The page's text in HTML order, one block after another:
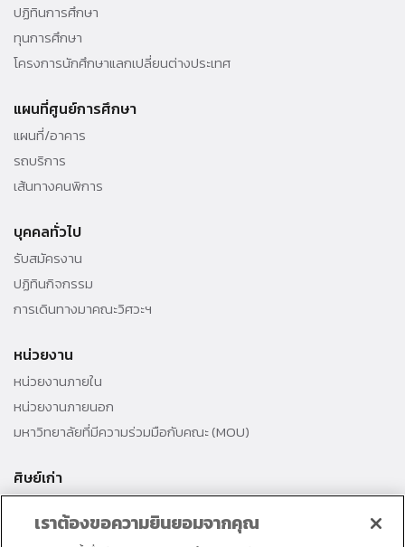
ปฏิทินการศึกษา
ทุนการศึกษา
โครงการนักศึกษาแลกเปลี่ยนต่างประเทศ
แผนที่ศูนย์การศึกษา
แผนที่/อาคาร
รถบริการ
เส้นทางคนพิการ
บุคคลทั่วไป
รับสมัครงาน
ปฏิทินกิจกรรม
การเดินทางมาคณะวิศวะฯ
หน่วยงาน
หน่วยงานภายใน
หน่วยงานภายนอก
มหาวิทยาลัยที่มีความร่วมมือกับคณะ (MOU)
ศิษย์เก่า
สำนักงานธรรมศาสตร์สัมพันธ์
เราต้องขอความยินยอมจากคุณ